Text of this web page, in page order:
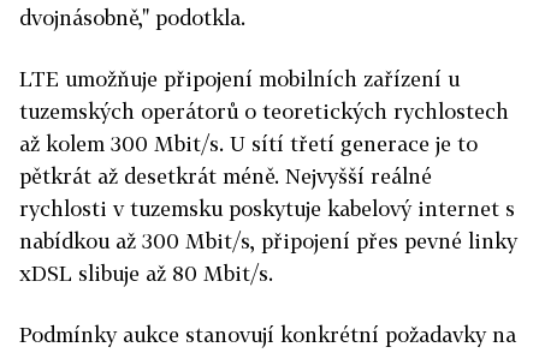
dvojnásobně," podotkla.
LTE umožňuje připojení mobilních zařízení u
tuzemských operátorů o teoretických rychlostech
až kolem 300 Mbit/s. U sítí třetí generace je to
pětkrát až desetkrát méně. Nejvyšší reálné
rychlosti v tuzemsku poskytuje kabelový internet s
nabídkou až 300 Mbit/s, připojení přes pevné linky
xDSL slibuje až 80 Mbit/s.
Podmínky aukce stanovují konkrétní požadavky na